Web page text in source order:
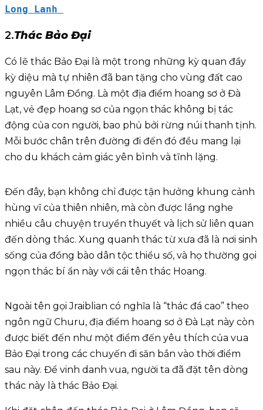
Long Lanh
2.Thác Bảo Đại
Có lẽ thác Bảo Đại là một trong những kỳ quan đầy
kỳ diệu mà tự nhiên đã ban tặng cho vùng đất cao
nguyên Lâm Đồng. Là một địa điểm hoang sơ ở Đà
Lạt, vẻ đẹp hoang sơ của ngọn thác không bị tác
động của con người, bao phủ bởi rừng núi thanh tịnh.
Mỗi bước chân trên đường đi đến đó đều mang lại
cho du khách cảm giác yên bình và tĩnh lặng.
Đến đây, bạn không chỉ được tận hưởng khung cảnh
hùng vĩ của thiên nhiên, mà còn được lắng nghe
nhiều câu chuyện truyền thuyết và lịch sử liên quan
đến dòng thác. Xung quanh thác từ xưa đã là nơi sinh
sống của đồng bào dân tộc thiểu số, và họ thường gọi
ngọn thác bí ẩn này với cái tên thác Hoang.
Ngoài tên gọi Jraiblian có nghĩa là “thác đá cao” theo
ngôn ngữ Churu, địa điểm hoang sơ ở Đà Lạt này còn
được biết đến như một điểm đến yêu thích của vua
Bảo Đại trong các chuyến đi săn bắn vào thời điểm
sau này. Để vinh danh vua, người ta đã đặt tên dòng
thác này là thác Bảo Đại.